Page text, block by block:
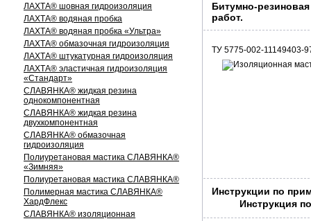
ЛАХТА® шовная гидроизоляция
ЛАХТА® водяная пробка
ЛАХТА® водяная пробка «Ультра»
ЛАХТА® обмазочная гидроизоляция
ЛАХТА® штукатурная гидроизоляция
ЛАХТА® эластичная гидроизоляция
«Стандарт»
СЛАВЯНКА® жидкая резина
однокомпонентная
СЛАВЯНКА® жидкая резина
двухкомпонентная
СЛАВЯНКА® обмазочная
гидроизоляция
Полиуретановая мастика СЛАВЯНКА®
«Зимняя»
Полиуретановая мастика СЛАВЯНКА®
Полимерная мастика СЛАВЯНКА®
ХардФлекс
СЛАВЯНКА® изоляционная
Битумно-
работ.
ТУ 5775-002-11149403-
Инструкции по
Инструкция